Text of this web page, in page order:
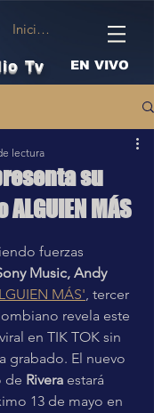
Iniciar sesión
Tv EN VIVO
su
MÁS
lectura
fuerzas
Music, Andy
MÁS', tercer
revela este
en TIK TOK sin
grabado. El nuevo
de Rivera estará
13 de mayo en